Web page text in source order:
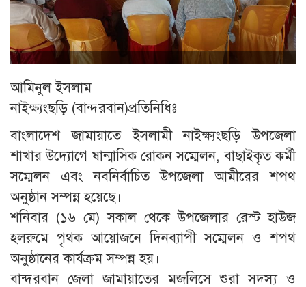
আমিনুল ইসলাম
নাইক্ষ্যংছড়ি (বান্দরবান)প্রতিনিধিঃ
বাংলাদেশ জামায়াতে ইসলামী নাইক্ষ্যংছড়ি উপজেলা
শাখার উদ্যোগে ষান্মাসিক রোকন সম্মেলন, বাছাইকৃত কর্মী
সম্মেলন এবং নবনির্বাচিত উপজেলা আমীরের শপথ
অনুষ্ঠান সম্পন্ন হয়েছে।
শনিবার (১৬ মে) সকাল থেকে উপজেলার রেস্ট হাউজ
হলরুমে পৃথক আয়োজনে দিনব্যাপী সম্মেলন ও শপথ
অনুষ্ঠানের কার্যক্রম সম্পন্ন হয়।
বান্দরবান জেলা জামায়াতের মজলিসে শুরা সদস্য ও